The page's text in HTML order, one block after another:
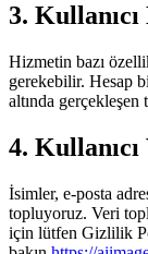
3.
Hizmetin bazı
gerekebilir. Hesap
altında
4.
İsimler, e-posta
topluyoruz. Veri
için lütfen Gizlilik